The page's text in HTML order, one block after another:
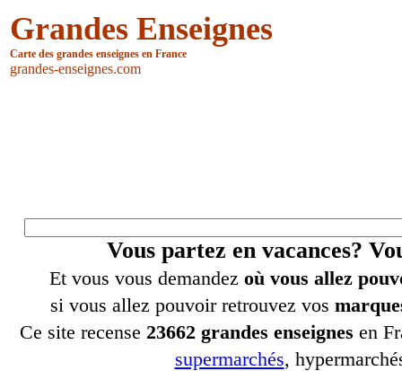
Grandes Enseignes
Carte des grandes enseignes en France
grandes-enseignes.com
Vous partez en vacances?
Et vous vous demandez où vous allez
si vous allez pouvoir retrouvez vos
Ce site recense 23662 grandes enseignes en
supermarchés,